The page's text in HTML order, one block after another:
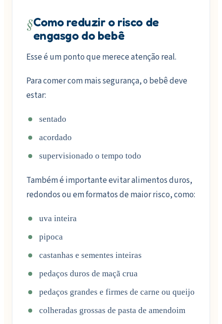
§Como reduzir o risco de
engasgo do bebê
Esse é um ponto que merece atenção real.
Para comer com mais segurança, o bebê deve
estar:
sentado
acordado
supervisionado o tempo todo
Também é importante evitar alimentos duros,
redondos ou em formatos de maior risco, como:
uva inteira
pipoca
castanhas e sementes inteiras
pedaços duros de maçã crua
pedaços grandes e firmes de carne ou queijo
colheradas grossas de pasta de amendoim